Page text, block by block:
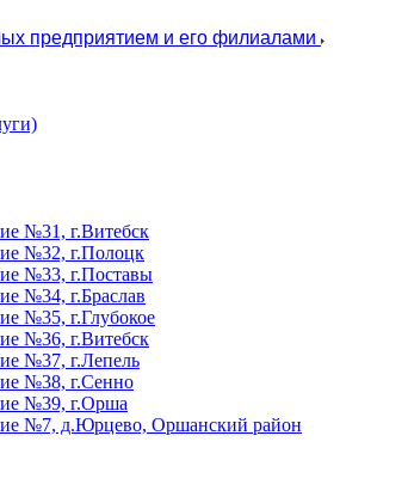
предприятием и его филиалами
№31, г.Витебск
№32, г.Полоцк
№33, г.Поставы
№34, г.Браслав
№35, г.Глубокое
№36, г.Витебск
№37, г.Лепель
№38, г.Сенно
№39, г.Орша
№7, д.Юрцево, Оршанский район